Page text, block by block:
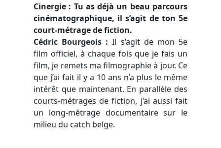
Cinergie : Tu as déjà un beau parcours
cinématographique, il s’agit de ton 5e
court-métrage de fiction.
Cédric Bourgeois :Il s’agit de mon 5e
film officiel, à chaque fois que je fais un
film, je remets ma filmographie à jour. Ce
que j’ai fait il y a 10 ans n’a plus le même
intérêt que maintenant. En parallèle des
courts-métrages de fiction, j’ai aussi fait
un long-métrage documentaire sur le
milieu du catch belge.